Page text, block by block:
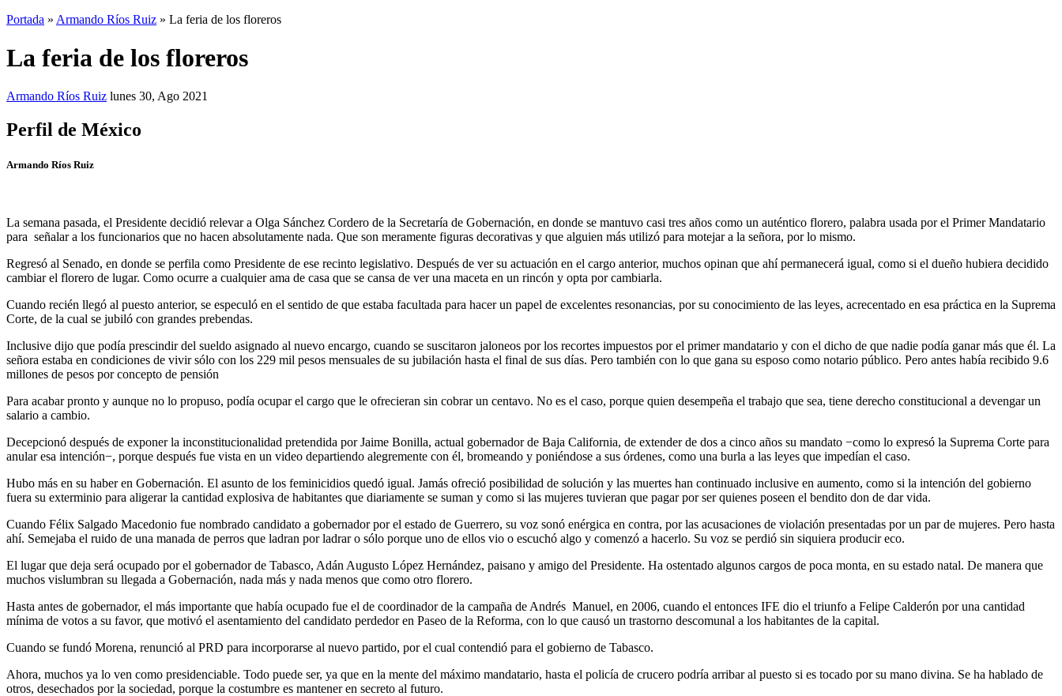
Portada » Armando Ríos Ruiz » La feria de los floreros
La feria de los floreros
Armando Ríos Ruiz lunes 30, Ago 2021
Perfil de México
Armando Ríos Ruiz
La semana pasada, el Presidente decidió relevar a Olga Sánchez Cordero de la Secretaría de Gobernación, en donde se mantuvo casi tres años como un auténtico florero, palabra usada por el Primer Mandatario
para señalar a los funcionarios que no hacen absolutamente nada. Que son meramente figuras decorativas y que alguien más utilizó para motejar a la señora, por lo mismo.
Regresó al Senado, en donde se perfila como Presidente de ese recinto legislativo. Después de ver su actuación en el cargo anterior, muchos opinan que ahí permanecerá igual, como si el dueño hubiera decidido
cambiar el florero de lugar. Como ocurre a cualquier ama de casa que se cansa de ver una maceta en un rincón y opta por cambiarla.
Cuando recién llegó al puesto anterior, se especuló en el sentido de que estaba facultada para hacer un papel de excelentes resonancias, por su conocimiento de las leyes, acrecentado en esa práctica en la Suprema
Corte, de la cual se jubiló con grandes prebendas.
Inclusive dijo que podía prescindir del sueldo asignado al nuevo encargo, cuando se suscitaron jaloneos por los recortes impuestos por el primer mandatario y con el dicho de que nadie podía ganar más que él. La
señora estaba en condiciones de vivir sólo con los 229 mil pesos mensuales de su jubilación hasta el final de sus días. Pero también con lo que gana su esposo como notario público. Pero antes había recibido 9.6
millones de pesos por concepto de pensión
Para acabar pronto y aunque no lo propuso, podía ocupar el cargo que le ofrecieran sin cobrar un centavo. No es el caso, porque quien desempeña el trabajo que sea, tiene derecho constitucional a devengar un
salario a cambio.
Decepcionó después de exponer la inconstitucionalidad pretendida por Jaime Bonilla, actual gobernador de Baja California, de extender de dos a cinco años su mandato −como lo expresó la Suprema Corte para
anular esa intención−, porque después fue vista en un video departiendo alegremente con él, bromeando y poniéndose a sus órdenes, como una burla a las leyes que impedían el caso.
Hubo más en su haber en Gobernación. El asunto de los feminicidios quedó igual. Jamás ofreció posibilidad de solución y las muertes han continuado inclusive en aumento, como si la intención del gobierno
fuera su exterminio para aligerar la cantidad explosiva de habitantes que diariamente se suman y como si las mujeres tuvieran que pagar por ser quienes poseen el bendito don de dar vida.
Cuando Félix Salgado Macedonio fue nombrado candidato a gobernador por el estado de Guerrero, su voz sonó enérgica en contra, por las acusaciones de violación presentadas por un par de mujeres. Pero hasta
ahí. Semejaba el ruido de una manada de perros que ladran por ladrar o sólo porque uno de ellos vio o escuchó algo y comenzó a hacerlo. Su voz se perdió sin siquiera producir eco.
El lugar que deja será ocupado por el gobernador de Tabasco, Adán Augusto López Hernández, paisano y amigo del Presidente. Ha ostentado algunos cargos de poca monta, en su estado natal. De manera que
muchos vislumbran su llegada a Gobernación, nada más y nada menos que como otro florero.
Hasta antes de gobernador, el más importante que había ocupado fue el de coordinador de la campaña de Andrés Manuel, en 2006, cuando el entonces IFE dio el triunfo a Felipe Calderón por una cantidad
mínima de votos a su favor, que motivó el asentamiento del candidato perdedor en Paseo de la Reforma, con lo que causó un trastorno descomunal a los habitantes de la capital.
Cuando se fundó Morena, renunció al PRD para incorporarse al nuevo partido, por el cual contendió para el gobierno de Tabasco.
Ahora, muchos ya lo ven como presidenciable. Todo puede ser, ya que en la mente del máximo mandatario, hasta el policía de crucero podría arribar al puesto si es tocado por su mano divina. Se ha hablado de
otros, desechados por la sociedad, porque la costumbre es mantener en secreto al futuro.